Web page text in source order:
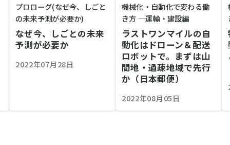
プロローグ(なぜ今、しごと
の未来予測が必要か)
なぜ今、しごとの未来
予測が必要か
2022年07月28日
機械化・自動化で変わる働
き方 ―運輸・建設編
ラストワンマイルの自
動化はドローン＆配送
ロボットで。まずは山
間地・過疎地域で先行
か（日本郵便）
2022年08月05日